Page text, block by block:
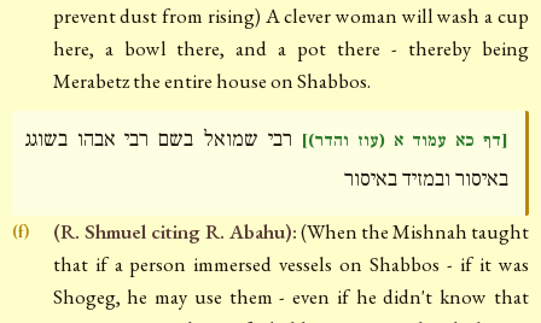
prevent dust from rising) A clever woman will wash a cup
here, a bowl there, and a pot there - thereby being
Merabetz the entire house on Shabbos.
[דף כא עמוד א (עוז והדר)] רבי שמואל בשם רבי אבהו בשוגג
באיסור ובמזיד באיסור
(f) (R. Shmuel citing R. Abahu):(When the Mishnah taught
that if a person immersed vessels on Shabbos - if it was
Shogeg, he may use them - even if he didn't know that